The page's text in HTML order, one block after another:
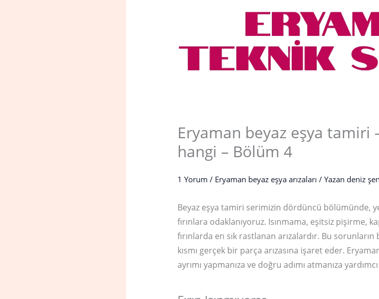
Eryaman beyaz eşya
hangi – Bölüm 4
1 Yorum / Eryaman beyaz eşya arızaları / Yazan deniz
Beyaz eşya tamiri serimizin dördüncü bölümünde,
fırınlara odaklanıyoruz. Isınmama, eşitsiz pişirme,
fırınlarda en sık rastlanan arızalardır. Bu sorunların
kısmı gerçek bir parça arızasına işaret eder.
ayrımı yapmanıza ve doğru adımı atmanıza